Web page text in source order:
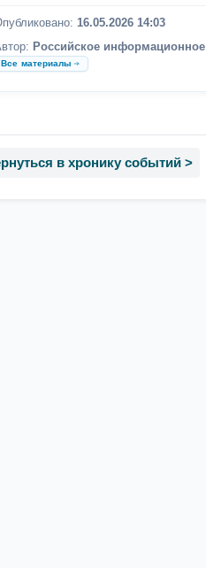
16.05.2026 14:03
Российское
Все материалы
в хронику событий >